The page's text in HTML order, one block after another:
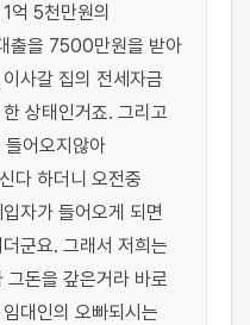
억 5천만원의
출을 7500만원을 받아
사갈 집의 전세자금
상태인거죠. 그리고
들어오지않아
다 하더니 오전중
자가 들어오게 되면
군요. 그래서 저희는
그돈을 갚은거라 바로
대인의 오빠되시는